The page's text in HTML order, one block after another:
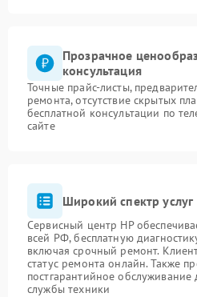
Прозрачное
консультация
Точные прайс-листы,
ремонта, отсутствие скрытых
бесплатной консультации по
сайте
Широкий спектр услуг
Сервисный центр HP
всей РФ, бесплатную
включая срочный ремонт.
статус ремонта онлайн. Также
постгарантийное
службы техники